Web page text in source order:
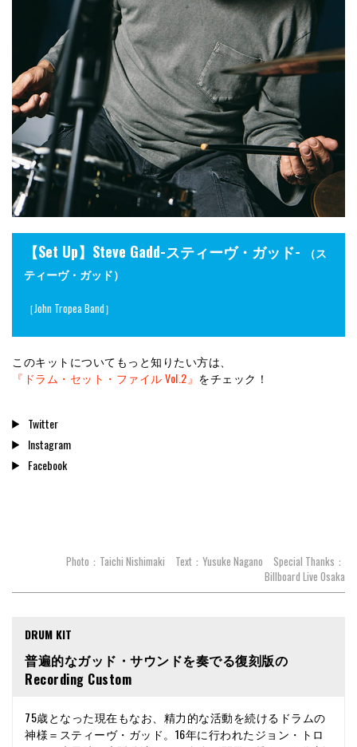
【Set Up】Steve Gadd-スティーヴ・ガッド-
（ス
ティーヴ・ガッド）
［John Tropea Band］
このキットについてもっと知りたい方は、
『ドラム・セット・ファイル Vol.2』 をチェック！
Twitter
Instagram
Facebook
Photo：Taichi Nishimaki Text：Yusuke Nagano Special Thanks：
Billboard Live Osaka
DRUM KIT
普遍的なガッド・サウンドを奏でる復刻版の
Recording Custom
75歳となった現在もなお、精力的な活動を続けるドラムの
神様＝スティーヴ・ガッド。16年に行われたジョン・トロ